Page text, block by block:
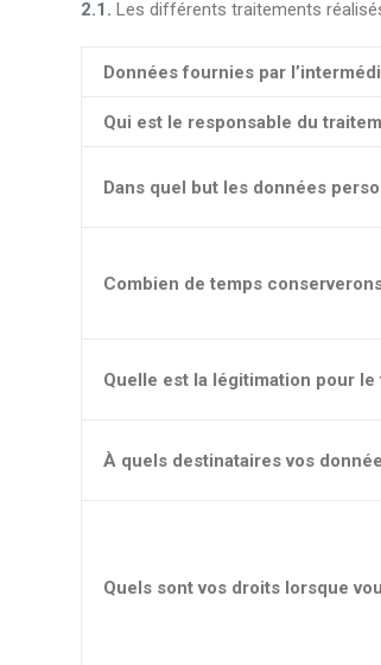
2.1. Les différents traitements
Données fournies par
Qui est le responsable du
Dans quel but les données
Combien de temps
Quelle est la légitimation pour
À quels destinataires vos
Quels sont vos droits lorsque